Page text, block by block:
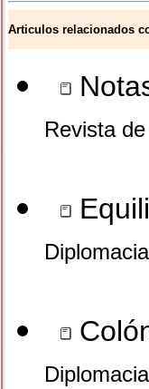
Articulos relacionados
Revista